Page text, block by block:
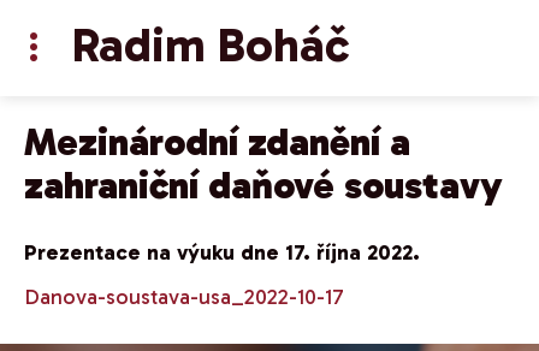
Radim Boháč
Mezinárodní zdanění a
zahraniční daňové soustavy
Prezentace na výuku dne 17. října 2022.
Danova-soustava-usa_2022-10-17